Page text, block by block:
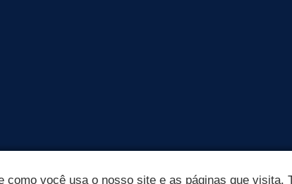
você usa o nosso site e as páginas que visita.